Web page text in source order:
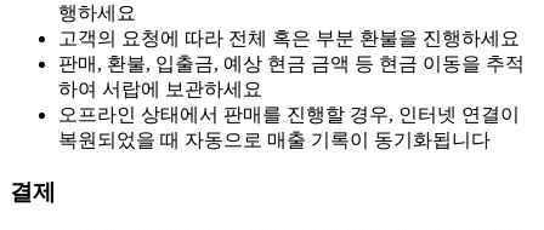
행하세요
고객의 요청에 따라 전체 혹은 부분 환불을 진행하세요
판매, 환불, 입출금, 예상 현금 금액 등 현금 이동을 추적
하여 서랍에 보관하세요
오프라인 상태에서 판매를 진행할 경우, 인터넷 연결이
복원되었을 때 자동으로 매출 기록이 동기화됩니다
결제